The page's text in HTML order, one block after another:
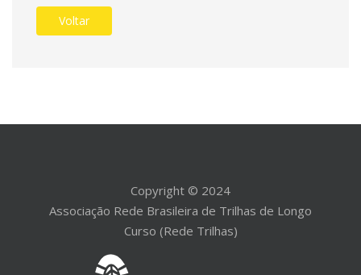
Voltar
Copyright © 2024
Associação Rede Brasileira de Trilhas de Longo
Curso (Rede Trilhas)